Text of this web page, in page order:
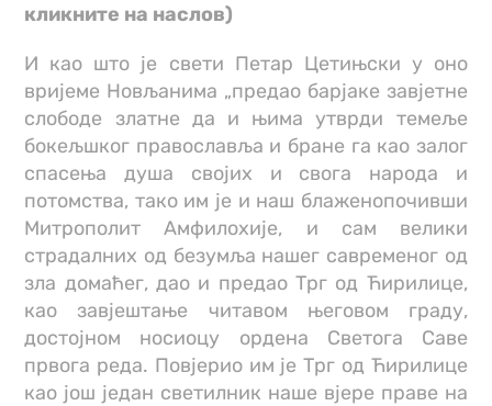
кликните на наслов)
И као што је свети Петар Цетињски у оно
вријеме Новљанима „предао барјаке завјетне
слободе златне да и њима утврди темеље
бокељшког православља и бране га као залог
спасења душа својих и свога народа и
потомства, тако им је и наш блаженопочивши
Митрополит Амфилохије, и сам велики
страдалних од безумља нашег савременог од
зла домаћег, дао и предао Трг од Ћирилице,
као завјештање читавом његовом граду,
достојном носиоцу ордена Светога Саве
првога реда. Повјерио им је Трг од Ћирилице
као још један светилник наше вјере праве на